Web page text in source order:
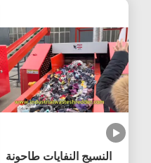
النسيج النفايات طاحونة